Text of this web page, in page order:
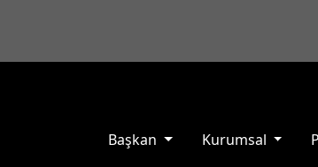
Başkan Kurumsal